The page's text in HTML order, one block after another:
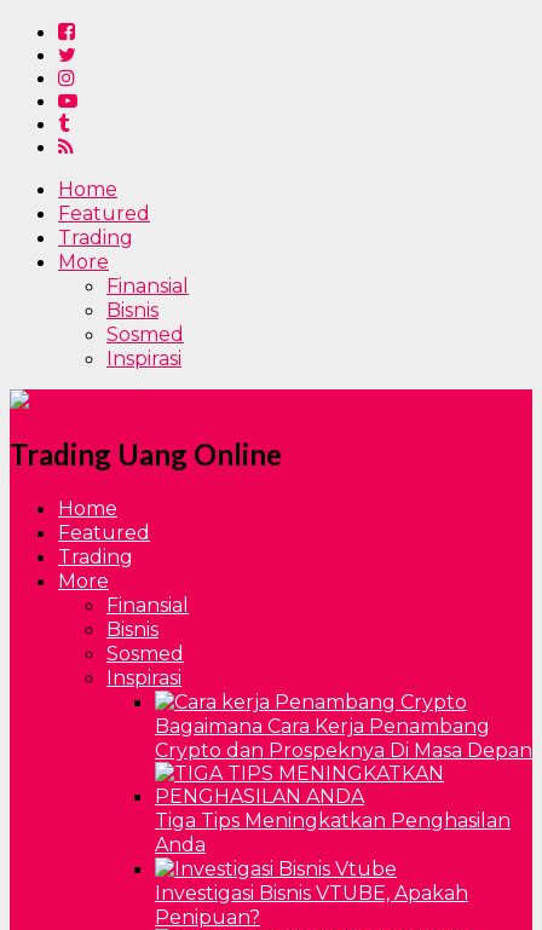
Home
Featured
Trading
More
Finansial
Bisnis
Sosmed
Inspirasi
Trading Uang Online
Home
Featured
Trading
More
Finansial
Bisnis
Sosmed
Inspirasi
Bagaimana Cara Kerja Penambang
Crypto dan Prospeknya Di Masa Depan
Tiga Tips Meningkatkan Penghasilan
Anda
Investigasi Bisnis VTUBE, Apakah
Penipuan?